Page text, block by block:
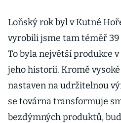
Loňský rok byl v Kutné
vyrobili jsme tam téměř
To byla největší produkce
jeho historii. Kromě
nastaven na udržitelnou
se továrna transformuje
bezdýmných produktů,